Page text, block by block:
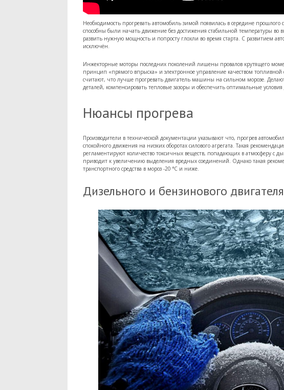
Необходимость прогревать автомобиль зимой появилась в середине прошлого
способны были начать движение без достижения стабильной температуры во
развить нужную мощность и попросту глохли во время старта. С развитием
исключён.
Инжекторные моторы последних поколений лишены провалов крутящего
принцип «прямого впрыска» и электронное управление качеством
считают, что лучше прогревать двигатель машины на сильном морозе.
деталей, компенсировать тепловые зазоры и обеспечить оптимальные
Нюансы прогрева
Производители в технической документации указывают что, прогрев
спокойного движения на низких оборотах силового агрегата. Такая
регламентируют количество токсичных веществ, попадающих в атмосферу с
приводит к увеличению выделения вредных соединений. Однако такая
транспортного средства в мороз -20 °C и ниже.
Дизельного и бензинового двигателя